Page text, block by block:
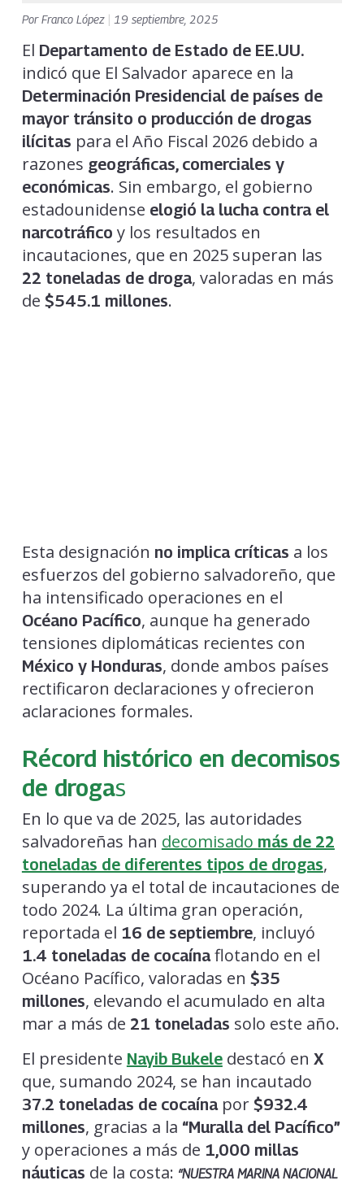
PorFranco López 19 septiembre, 2025
El Departamento de Estado de EE.UU.
indicó que El Salvador aparece en la
Determinación Presidencial de países de
mayor tránsito o producción de drogas
ilícitas para el Año Fiscal 2026 debido a
razones geográficas, comerciales y
económicas. Sin embargo, el gobierno
estadounidense elogió la lucha contra el
narcotráfico y los resultados en
incautaciones, que en 2025 superan las
22 toneladas de droga, valoradas en más
de $545.1 millones.
Esta designación no implica críticas a los
esfuerzos del gobierno salvadoreño, que
ha intensificado operaciones en el
Océano Pacífico, aunque ha generado
tensiones diplomáticas recientes con
México y Honduras, donde ambos países
rectificaron declaraciones y ofrecieron
aclaraciones formales.
Récord histórico en decomisos
de drogas
En lo que va de 2025, las autoridades
salvadoreñas han decomisado más de 22
toneladas de diferentes tipos de drogas,
superando ya el total de incautaciones de
todo 2024. La última gran operación,
reportada el 16 de septiembre, incluyó
1.4 toneladas de cocaínaflotando en el
Océano Pacífico, valoradas en $35
millones, elevando el acumulado en alta
mar a más de 21 toneladas solo este año.
El presidente Nayib Bukeledestacó en X
que, sumando 2024, se han incautado
37.2 toneladas de cocaínapor $932.4
millones, gracias a la “Muralla del Pacífico”
y operaciones a más de 1,000 millas
náuticas de la costa: “NUESTRA MARINA NACIONAL